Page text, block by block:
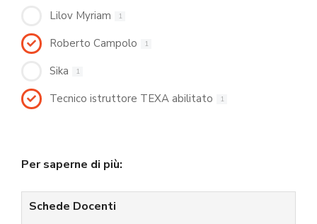
Lilov Myriam 1
Roberto Campolo 1
Sika 1
Tecnico istruttore TEXA abilitato 1
Per saperne di più:
Schede Docenti